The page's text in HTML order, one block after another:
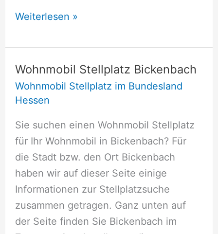
Wohnmobil
Bickenbach
Weiterlesen »
Wohnmobil Stellplatz Bickenbach
Wohnmobil Stellplatz im Bundesland
Hessen
Sie suchen einen Wohnmobil Stellplatz
für Ihr Wohnmobil in Bickenbach? Für
die Stadt bzw. den Ort Bickenbach
haben wir auf dieser Seite einige
Informationen zur Stellplatzsuche
zusammen getragen. Ganz unten auf
der Seite finden Sie Bickenbach im